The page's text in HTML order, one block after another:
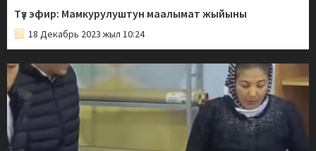
Түз эфир: Мамкурулуштун маалымат жыйыны
18 Декабрь 2023 жыл 10:24